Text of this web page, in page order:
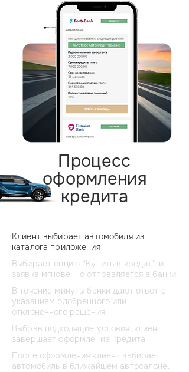
Процесс
оформления
кредита
Клиент выбирает автомобиля из
каталога приложения
Выбирает опцию “Купить в кредит” и
заявка мгновенно отправляется в банки
В течение минуты банки дают ответ с
указанием одобренного или
отклоненного решения.
Выбрав подходящие условия, клиент
завершает оформление кредита
После оформления клиент забирает
автомобиль в ближайшем автосалоне.